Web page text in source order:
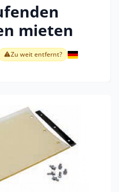
mieten
Zu weit entfernt?